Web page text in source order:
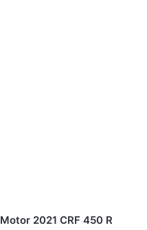
2021 CRF 450 R